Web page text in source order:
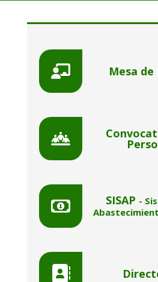
Mesa
SISAP -